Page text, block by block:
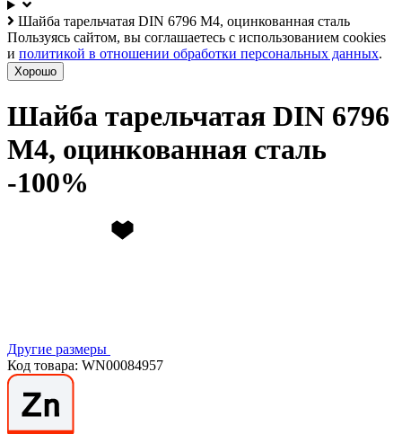
Шайба тарельчатая DIN 6796 М4, оцинкованная сталь
Пользуясь сайтом, вы соглашаетесь с использованием cookies
и политикой в отношении обработки персональных данных.
Хорошо
Шайба тарельчатая DIN 6796
М4, оцинкованная сталь
Другие размеры
Код товара: WN00084957